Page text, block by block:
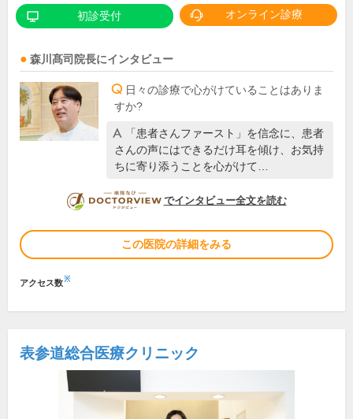
初診受付 オンライン診療
森川髙司 院長にインタビュー
日々の診療で心がけていることはありま
すか?
「患者さんファースト」を信念に、患者
さんの声にはできるだけ耳を傾け、お気持
ちに寄り添うことを心がけて…
DOCTORVIEW
でインタビュー全文を読む
この医院の詳細をみる
アクセス数※
表参道総合医療クリニック